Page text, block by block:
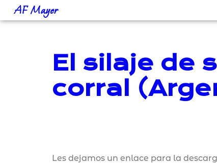
AF Mayer
El silaje de
corral
Les dejamos un enlace para la